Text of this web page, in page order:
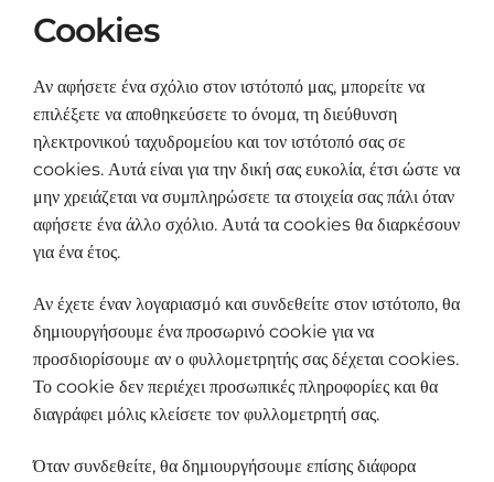
Cookies
Αν αφήσετε ένα σχόλιο στον ιστότοπό μας, μπορείτε να
επιλέξετε να αποθηκεύσετε το όνομα, τη διεύθυνση
ηλεκτρονικού ταχυδρομείου και τον ιστότοπό σας σε
cookies. Αυτά είναι για την δική σας ευκολία, έτσι ώστε να
μην χρειάζεται να συμπληρώσετε τα στοιχεία σας πάλι όταν
αφήσετε ένα άλλο σχόλιο. Αυτά τα cookies θα διαρκέσουν
για ένα έτος.
Αν έχετε έναν λογαριασμό και συνδεθείτε στον ιστότοπο, θα
δημιουργήσουμε ένα προσωρινό cookie για να
προσδιορίσουμε αν ο φυλλομετρητής σας δέχεται cookies.
Το cookie δεν περιέχει προσωπικές πληροφορίες και θα
διαγράφει μόλις κλείσετε τον φυλλομετρητή σας.
Όταν συνδεθείτε, θα δημιουργήσουμε επίσης διάφορα